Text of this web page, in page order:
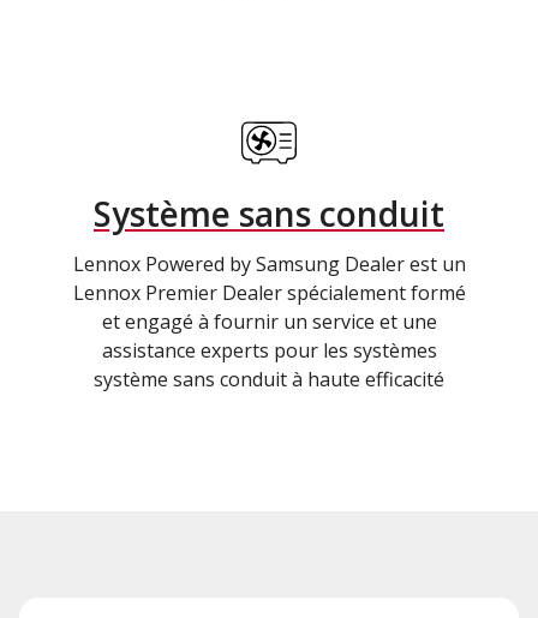
Système sans conduit
Lennox Powered by Samsung Dealer est un
Lennox Premier Dealer spécialement formé
et engagé à fournir un service et une
assistance experts pour les systèmes
système sans conduit à haute efficacité